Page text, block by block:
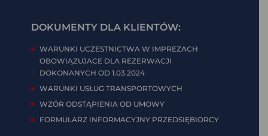
DOKUMENTY DLA KLIENTÓW:
WARUNKI UCZESTNICTWA W IMPREZACH
OBOWIĄZUJACE DLA REZERWACJI
DOKONANYCH OD 1.03.2024
WARUNKI USŁUG TRANSPORTOWYCH
WZÓR ODSTĄPIENIA OD UMOWY
FORMULARZ INFORMACYJNY PRZEDSIĘBIORCY